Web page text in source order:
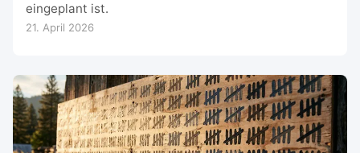
eingeplant ist.
21. April 2026